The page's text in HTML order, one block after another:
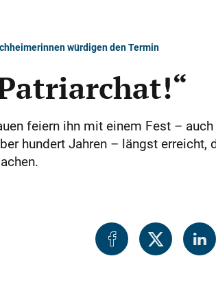
würdigen den Termin
feiern ihn mit einem Fest –
hundert Jahren – längst